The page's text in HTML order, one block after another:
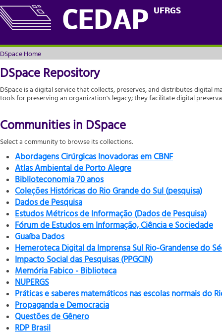
CEDAP UFRGS
DSpace Home
DSpace Home
DSpace Repository
DSpace is a digital service that collects, preserves, and distributes digital
tools for preserving an organization's legacy; they facilitate digital
Communities in DSpace
Select a community to browse its collections.
Abordagens Cirúrgicas Inovadoras em CBNF
Atlas Ambiental de Porto Alegre
Biblioteconomia 70 anos
Coleções Históricas do Rio Grande do Sul (pesquisa)
Dados de Pesquisa
Estudos Métricos de Informação (Dados de Pesquisa)
Fórum de Estudos em Informação, Ciência e Sociedade
Guaíba Dados
Hemeroteca Digital da Imprensa Sul Rio-Grandense do
Impacto Social das Pesquisas (PPGCIN)
Memória Fabico - Biblioteca
NUPERGS
Práticas e saberes matemáticos nas escolas normais do
Propaganda e Democracia
Questões de Gênero
RDP Brasil